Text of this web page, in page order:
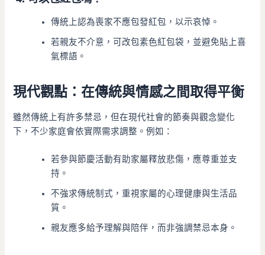
傳統上認為喪家不應包發紅包，以示哀悼。
若親友不介意，可改包素色紅包袋，並避免貼上喜
氣標語。
現代觀點：在傳統與情感之間取得平衡
雖然傳統上有許多禁忌，但在現代社會的節奏與觀念變化
下，不少家庭會依實際需求調整。例如：
若參與節慶活動有助家屬釋放悲傷，應尊重並支
持。
不強求傳統制式，重視家屬的心理健康與生活品
質。
親友應多給予理解與陪伴，而非強調禁忌本身。